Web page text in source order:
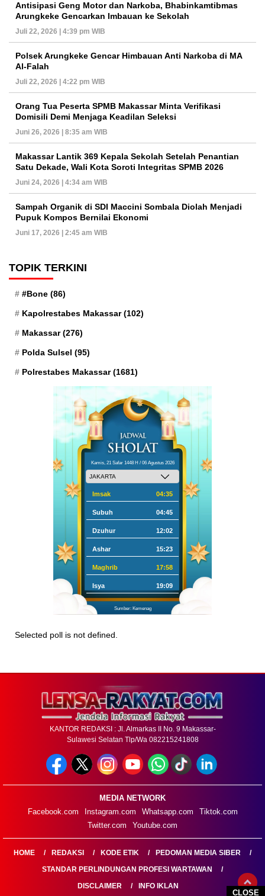
CLOSE
Antisipasi Geng Motor dan Narkoba, Bhabinkamtibmas
Arungkeke Gencarkan Imbauan ke Sekolah
Juli 22, 2026 | 4:39 pm WIB
Polsek Arungkeke Gencar Himbauan Anti Narkoba di MA
Al-Falah
Juli 22, 2026 | 4:22 pm WIB
Orang Tua Peserta SPMB Makassar Minta Verifikasi
Domisili Demi Menjaga Keadilan Seleksi
Juni 26, 2026 | 8:35 am WIB
Makassar Lantik 369 Kepala Sekolah Setelah Penantian
Satu Dekade, Wali Kota Soroti Integritas SPMB 2026
Juni 24, 2026 | 4:34 am WIB
Sampah Organik di SDI Maccini Sombala Diolah Menjadi
Pupuk Kompos Bernilai Ekonomi
Juni 17, 2026 | 2:45 am WIB
TOPIK TERKINI
#Bone (86)
Kapolrestabes Makassar(102)
Makassar(276)
Polda Sulsel (95)
Polrestabes Makassar(1681)
Kamis, 21 Safar 1448 H / 06 Agustus 2026
Imsak 04:35
Subuh 04:45
Dzuhur 12:02
Ashar 15:23
Maghrib 17:58
Isya 19:09
Sumber: Kemenag
Selected poll is not defined.
KANTOR REDAKSI : Jl. Almarkas II No. 9 Makassar-
Sulawesi Selatan Tlp/Wa 082215241808
MEDIA NETWORK
Facebook.com
Instagram.com Whatsapp.com
Tiktok.com
Twitter.com
Youtube.com
HOME REDAKSI KODE ETIK
PEDOMAN MEDIA SIBER
STANDAR PERLINDUNGAN PROFESI WARTAWAN
DISCLAIMER
INFO IKLAN